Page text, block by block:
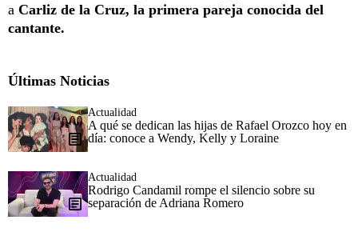
a Carliz de la Cruz, la primera pareja conocida del
cantante.
Últimas Noticias
Actualidad
A qué se dedican las hijas de Rafael Orozco hoy en
día: conoce a Wendy, Kelly y Loraine
Actualidad
Rodrigo Candamil rompe el silencio sobre su
separación de Adriana Romero